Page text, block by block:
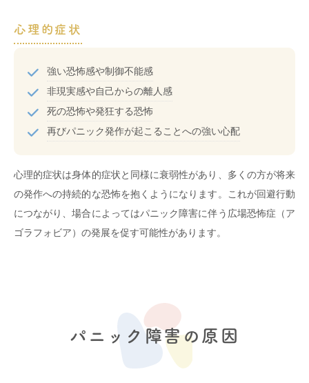
心理的症状
強い恐怖感や制御不能感
非現実感や自己からの離人感
死の恐怖や発狂する恐怖
再びパニック発作が起こることへの強い心配
心理的症状は身体的症状と同様に衰弱性があり、多くの方が将来
の発作への持続的な恐怖を抱くようになります。これが回避行動
につながり、場合によってはパニック障害に伴う広場恐怖症（ア
ゴラフォビア）の発展を促す可能性があります。
パニック障害の原因